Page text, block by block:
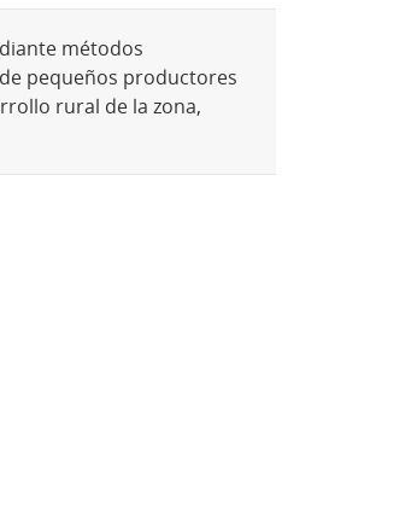
métodos
pequeños productores
rural de la zona,